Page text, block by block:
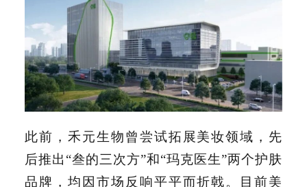
此前，禾元生物曾尝试拓展美妆领域，先
后推出“叁的三次方”和“玛克医生”两个护肤
品牌，均因市场反响平平而折戟。目前美